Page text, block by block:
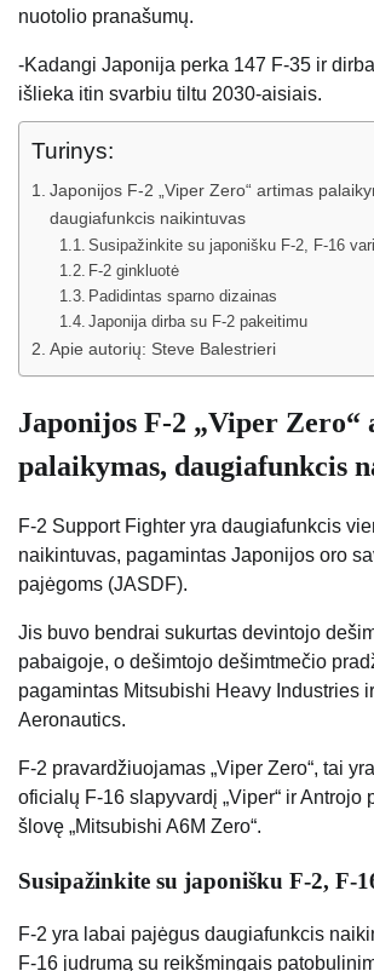
nuotolio pranašumų.
-Kadangi Japonija perka 147 F-35 ir
išlieka itin svarbiu tiltu 2030-aisiais.
Turinys:
Japonijos F-2 „Viper Zero“ artimas
daugiafunkcis naikintuvas
Susipažinkite su japonišku F-2, F-16
F-2 ginkluotė
Padidintas sparno dizainas
Japonija dirba su F-2 pakeitimu
Apie autorių: Steve Balestrieri
Japonijos F-2 „Viper Zero“
palaikymas, daugiafunkcis
F-2 Support Fighter yra daugiafunkcis
naikintuvas, pagamintas Japonijos oro
pajėgoms (JASDF).
Jis buvo bendrai sukurtas devintojo
pabaigoje, o dešimtojo dešimtmečio
pagamintas Mitsubishi Heavy Industries
Aeronautics.
F-2 pravardžiuojamas „Viper Zero“, tai
oficialų F-16 slapyvardį „Viper“ ir Antrojo
šlovę „Mitsubishi A6M Zero“.
Susipažinkite su japonišku F-2, F-
F-2 yra labai pajėgus daugiafunkcis
F-16 judrumą su reikšmingais